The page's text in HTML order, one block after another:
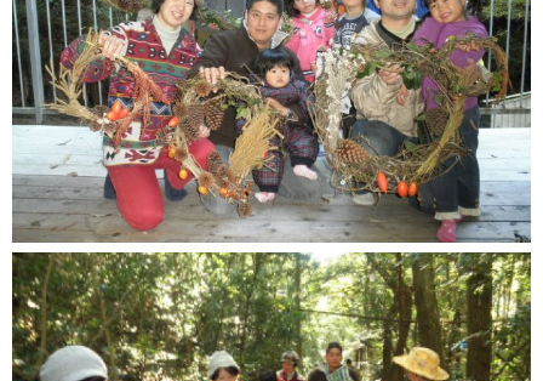
市町の取組み
県の取組
県の取組
児童手当の支給について
“あいのうた”短歌コンテスト受賞作品
短歌っておもしろい！俵万智×田中章義 あいのうたを語る（令
和元年度）
しずおか子育て優待カード